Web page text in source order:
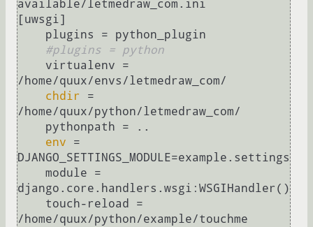
available/letmedraw_com.ini
[uwsgi]
#plugins = python
/home/quux/envs/letmedraw_com/
chdir =
/home/quux/python/letmedraw_com/
env =
DJANGO_SETTINGS_MODULE=example.settings
django.core.handlers.wsgi:WSGIHandler()
/home/quux/python/example/touchme